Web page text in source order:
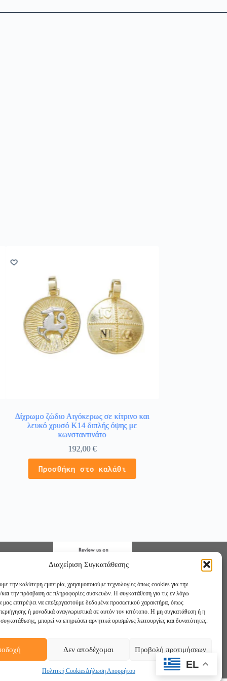
Διαχείριση Συγκατάθεσης
την καλύτερη εμπειρία, χρησιμοποιούμε τεχνολογίες όπως cookies για την
την πρόσβαση σε πληροφορίες συσκευών. Η συγκατάθεση για τις εν λόγω
μας επιτρέψει να επεξεργαστούμε δεδομένα προσωπικού χαρακτήρα, όπως
ή μοναδικά αναγνωριστικά σε αυτόν τον ιστότοπο. Η μη συγκατάθεση ή η
μπορεί να επηρεάσει αρνητικά ορισμένες λειτουργίες και δυνατότητες.
Δεν αποδέχομαι Προβολή προτιμήσεων
Πολιτική CookiesΔήλωση Απορρήτου
Δίχρωμο ζώδιο Αιγόκερως σε κίτρινο και
λευκό χρυσό Κ14 διπλής όψης με
κωνσταντινάτο
192,00€
Προσθήκη στο καλάθι
μας: YouTubeEL